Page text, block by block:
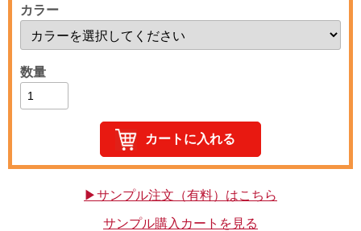
カラー
数量
▶サンプル注文（有料）はこちら
サンプル購入カートを見る